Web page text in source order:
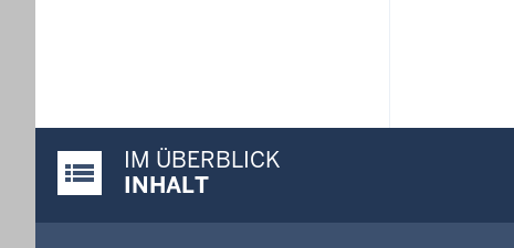
Justiz-Portal im Überblick:
IM ÜBERBLICK
INHALT